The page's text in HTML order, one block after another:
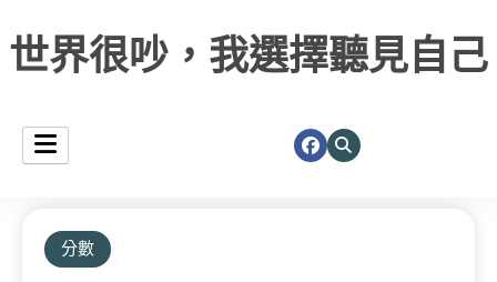
世界很吵，我選擇聽見自己
分數